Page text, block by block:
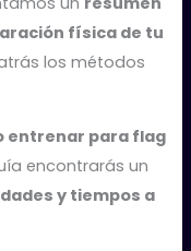
física de tu
los métodos
entrenar para flag
encontrarás un
y tiempos a